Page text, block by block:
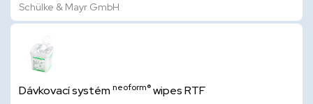
Schülke & Mayr GmbH
Dávkovací systém neoform®wipes RTF